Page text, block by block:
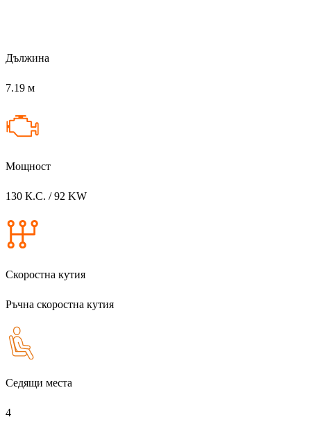
Дължина
7.19 м
Мощност
130 К.С. / 92 KW
Скоростна кутия
Ръчна скоростна кутия
Седящи места
4